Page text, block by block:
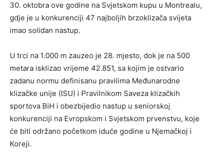
30. oktobra ove godine na Svjetskom kupu u Montrealu,
gdje je u konkurenciji 47 najboljih brzoklizača svijeta
imao solidan nastup.
U trci na 1.000 m zauzeo je 28. mjesto, dok je na 500
metara isklizao vrijeme 42.851, sa kojim je ostvario
zadanu normu definisanu pravilima Međunarodne
klizačke unije (ISU) i Pravilnikom Saveza klizačkih
sportova BiH i obezbijedio nastup u seniorskoj
konkurenciji na Evropskom i Svjetskom prvenstvu, koje
će biti održano početkom iduće godine u Njemačkoj i
Koreji.